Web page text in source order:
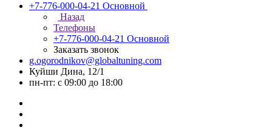
+7-776-000-04-21 Основной
Назад
Телефоны
+7-776-000-04-21 Основной
Заказать звонок
g.ogorodnikov@globaltuning.com
Куйши Дина, 12/1
пн-пт: с 09:00 до 18:00